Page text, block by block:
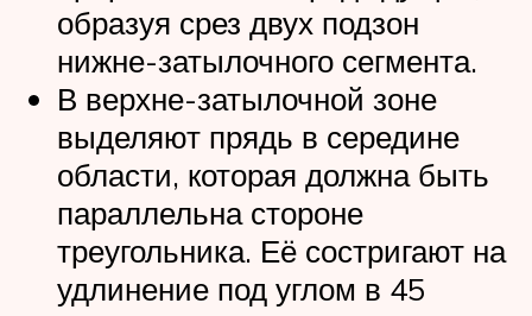
образуя срез двух подзон
нижне-затылочного сегмента.
В верхне-затылочной зоне
выделяют прядь в середине
области, которая должна быть
параллельна стороне
треугольника. Её состригают на
удлинение под углом в 45